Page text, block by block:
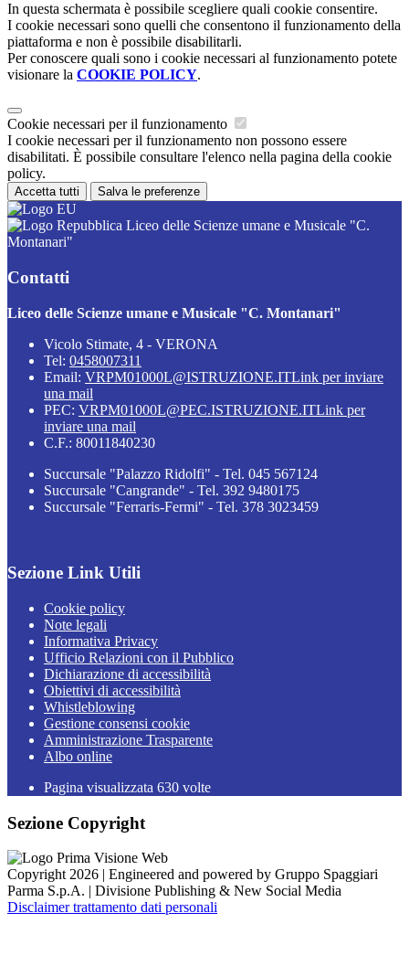
In questa schermata è possibile scegliere quali cookie consentire.
I cookie necessari sono quelli che consentono il funzionamento della
piattaforma e non è possibile disabilitarli.
Per conoscere quali sono i cookie necessari al funzionamento potete
visionare la COOKIE POLICY.
Cookie necessari per il funzionamento
I cookie necessari per il funzionamento non possono essere
disabilitati. È possibile consultare l'elenco nella pagina della cookie
policy.
Accetta tutti Salva le preferenze
Liceo delle Scienze umane e Musicale "C.
Montanari"
Contatti
Liceo delle Scienze umane e Musicale "C. Montanari"
Vicolo Stimate, 4 - VERONA
Tel: 0458007311
Email: VRPM01000L@ISTRUZIONE.ITLink per inviare
una mail
PEC: VRPM01000L@PEC.ISTRUZIONE.ITLink per
inviare una mail
C.F.: 80011840230
Succursale "Palazzo Ridolfi" - Tel. 045 567124
Succursale "Cangrande" - Tel. 392 9480175
Succursale "Ferraris-Fermi" - Tel. 378 3023459
Sezione Link Utili
Cookie policy
Note legali
Informativa Privacy
Ufficio Relazioni con il Pubblico
Dichiarazione di accessibilità
Obiettivi di accessibilità
Whistleblowing
Gestione consensi cookie
Amministrazione Trasparente
Albo online
Pagina visualizzata 630 volte
Sezione Copyright
Copyright 2026 | Engineered and powered by Gruppo Spaggiari
Parma S.p.A. | Divisione Publishing & New Social Media
Disclaimer trattamento dati personali